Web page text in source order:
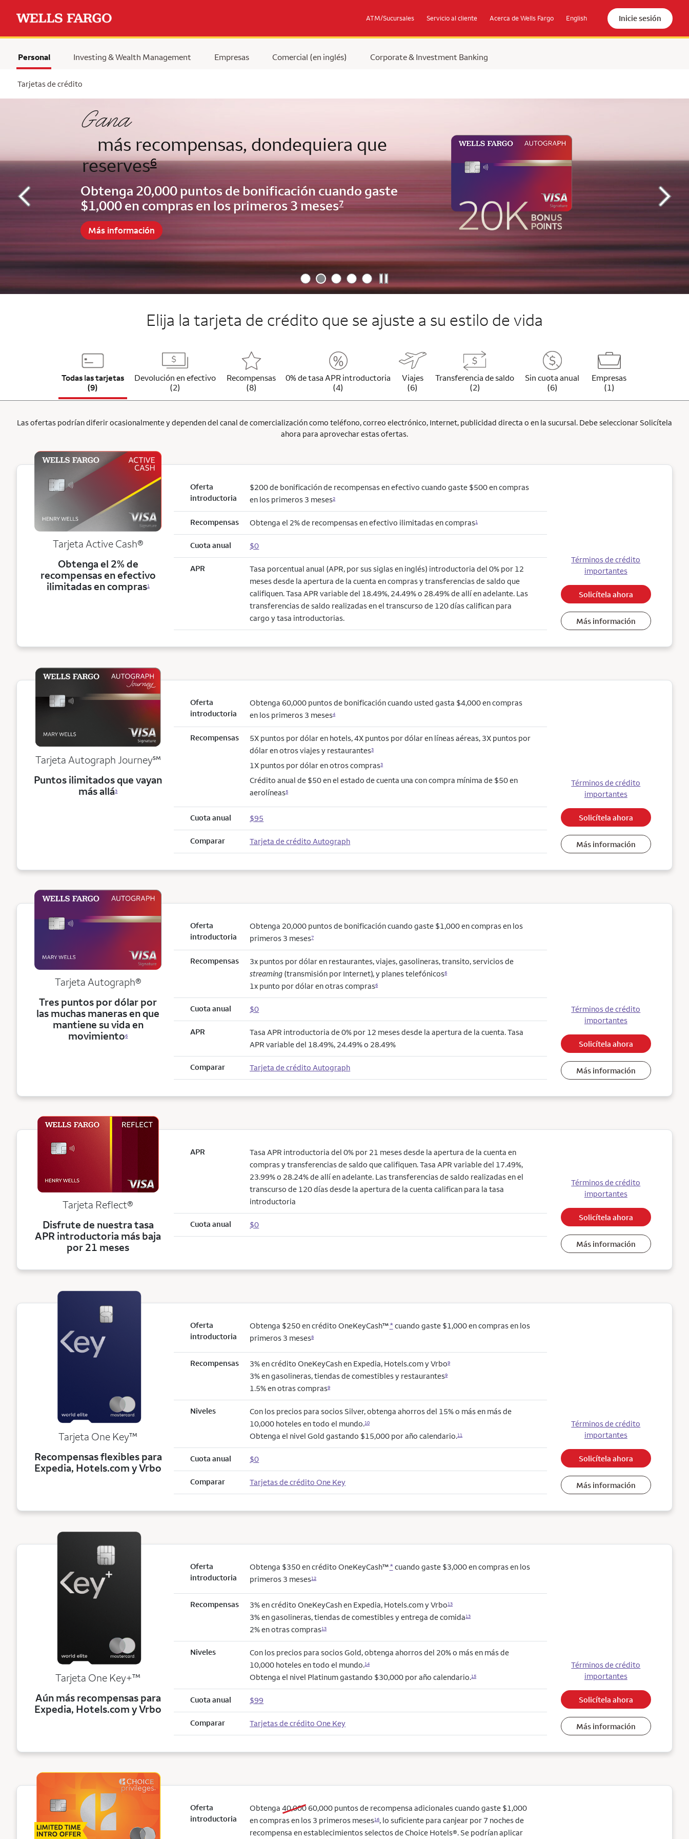
ATM/Sucursales Servicio al cliente Acerca de Wells Fargo English Inicie sesión
Personal Investing & Wealth Management Empresas Comercial (en inglés) Corporate & Investment Banking
Tarjetas de crédito
Gana
más recompensas, dondequiera que
reserves6
Obtenga 20,000 puntos de bonificación cuando gaste
$1,000 en compras en los primeros 3 meses7
Más información
Elija la tarjeta de crédito que se ajuste a su estilo de vida
Todas las tarjetas
(9)
Devolución en efectivo
(2)
Recompensas
(8)
0% de tasa APR introductoria
(4)
Viajes
(6)
Transferencia de saldo
(2)
Sin cuota anual
(6)
Empresas
(1)
Las ofertas podrían diferir ocasionalmente y dependen del canal de comercialización como teléfono, correo electrónico, Internet, publicidad directa o en la sucursal. Debe seleccionar Solicítela
ahora para aprovechar estas ofertas.
Tarjeta Active Cash®
Obtenga el 2% de
recompensas en efectivo
ilimitadas en compras1
Oferta
introductoria
$200 de bonificación de recompensas en efectivo cuando gaste $500 en compras
en los primeros 3 meses2
Recompensas Obtenga el 2% de recompensas en efectivo ilimitadas en compras1
Cuota anual $0
APR
Tasa porcentual anual (APR, por sus siglas en inglés) introductoria del 0% por 12
meses desde la apertura de la cuenta en compras y transferencias de saldo que
califiquen. Tasa APR variable del 18.49%, 24.49% o 28.49% de allí en adelante. Las
transferencias de saldo realizadas en el transcurso de 120 días califican para
cargo y tasa introductorias.
Términos de crédito
importantes
Solicítela ahora
Más información
Tarjeta Autograph Journeyservice mark
℠
Puntos ilimitados que vayan
más allá3
Oferta
introductoria
Obtenga 60,000 puntos de bonificación cuando usted gasta $4,000 en compras
en los primeros 3 meses4
Recompensas
5X puntos por dólar en hotels, 4X puntos por dólar en líneas aéreas, 3X puntos por
dólar en otros viajes y restaurantes3
1X puntos por dólar en otros compras3
Crédito anual de $50 en el estado de cuenta una con compra mínima de $50 en
aerolíneas5
Cuota anual $95
Comparar Tarjeta de crédito Autograph
Términos de crédito
importantes
Solicítela ahora
Más información
Tarjeta Autograph®
Tres puntos por dólar por
las muchas maneras en que
mantiene su vida en
movimiento6
Oferta
introductoria
Obtenga 20,000 puntos de bonificación cuando gaste $1,000 en compras en los
primeros 3 meses7
Recompensas
3x puntos por dólar en restaurantes, viajes, gasolineras, transito, servicios de
streaming (transmisión por Internet), y planes telefónicos6
1x punto por dólar en otras compras6
Cuota anual $0
APR
Tasa APR introductoria de 0% por 12 meses desde la apertura de la cuenta. Tasa
APR variable del 18.49%, 24.49% o 28.49%
Comparar Tarjeta de crédito Autograph
Términos de crédito
importantes
Solicítela ahora
Más información
Tarjeta Reflect®
Disfrute de nuestra tasa
APR introductoria más baja
por 21 meses
APR
Tasa APR introductoria del 0% por 21 meses desde la apertura de la cuenta en
compras y transferencias de saldo que califiquen. Tasa APR variable del 17.49%,
23.99% o 28.24% de allí en adelante. Las transferencias de saldo realizadas en el
transcurso de 120 días desde la apertura de la cuenta califican para la tasa
introductoria
Cuota anual $0
Términos de crédito
importantes
Solicítela ahora
Más información
Tarjeta One Keytrademark
™
Recompensas flexibles para
Expedia, Hotels.com y Vrbo
Oferta
introductoria
Obtenga $250 en crédito OneKeyCash™* cuando gaste $1,000 en compras en los
primeros 3 meses8
Recompensas 3% en crédito OneKeyCash en Expedia, Hotels.com y Vrbo9
3% en gasolineras, tiendas de comestibles y restaurantes9
1.5% en otras compras9
Niveles
Con los precios para socios Silver, obtenga ahorros del 15% o más en más de
10,000 hoteles en todo el mundo.10
Obtenga el nivel Gold gastando $15,000 por año calendario.11
Cuota anual $0
Comparar Tarjetas de crédito One Key
Términos de crédito
importantes
Solicítela ahora
Más información
Tarjeta One Key+trademark
™
Aún más recompensas para
Expedia, Hotels.com y Vrbo
Oferta
introductoria
Obtenga $350 en crédito OneKeyCash™* cuando gaste $3,000 en compras en los
primeros 3 meses12
Recompensas 3% en crédito OneKeyCash en Expedia, Hotels.com y Vrbo13
3% en gasolineras, tiendas de comestibles y entrega de comida13
2% en otras compras13
Niveles
Con los precios para socios Gold, obtenga ahorros del 20% o más en más de
10,000 hoteles en todo el mundo.14
Obtenga el nivel Platinum gastando $30,000 por año calendario.15
Cuota anual $99
Comparar Tarjetas de crédito One Key
Términos de crédito
importantes
Solicítela ahora
Más información
Oferta
introductoria
Obtenga40,000old bonus
60,000new bonus
puntos de recompensa adicionales cuando gaste $1,000
en compras en los 3 primeros meses16, lo suficiente para canjear por 7 noches de
recompensa en establecimientos selectos de Choice Hotels®. Se podrían aplicar